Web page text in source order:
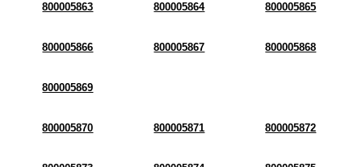
800005863 800005864 800005865
800005866 800005867 800005868
800005869
800005870 800005871 800005872